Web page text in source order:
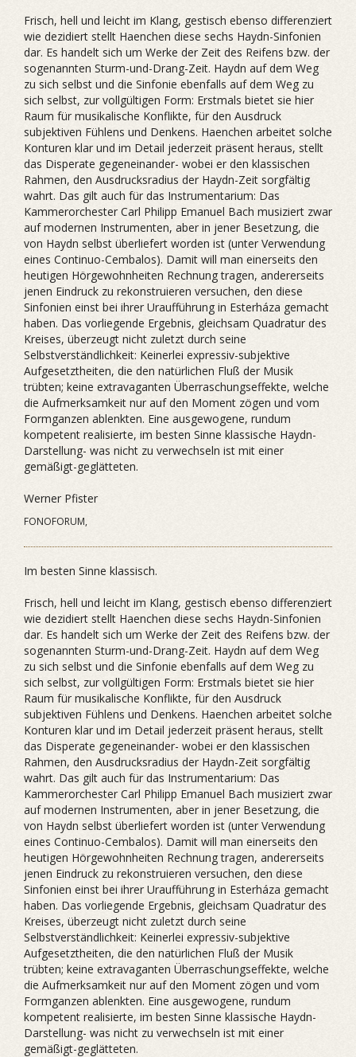
Frisch, hell und leicht im Klang, gestisch ebenso differenziert
wie dezidiert stellt Haenchen diese sechs Haydn-Sinfonien
dar. Es handelt sich um Werke der Zeit des Reifens bzw. der
sogenannten Sturm-und-Drang-Zeit. Haydn auf dem Weg
zu sich selbst und die Sinfonie ebenfalls auf dem Weg zu
sich selbst, zur vollgültigen Form: Erstmals bietet sie hier
Raum für musikalische Konflikte, für den Ausdruck
subjektiven Fühlens und Denkens. Haenchen arbeitet solche
Konturen klar und im Detail jederzeit präsent heraus, stellt
das Disperate gegeneinander- wobei er den klassischen
Rahmen, den Ausdrucksradius der Haydn-Zeit sorgfältig
wahrt. Das gilt auch für das Instrumentarium: Das
Kammerorchester Carl Philipp Emanuel Bach musiziert zwar
auf modernen Instrumenten, aber in jener Besetzung, die
von Haydn selbst überliefert worden ist (unter Verwendung
eines Continuo-Cembalos). Damit will man einerseits den
heutigen Hörgewohnheiten Rechnung tragen, andererseits
jenen Eindruck zu rekonstruieren versuchen, den diese
Sinfonien einst bei ihrer Uraufführung in Esterháza gemacht
haben. Das vorliegende Ergebnis, gleichsam Quadratur des
Kreises, überzeugt nicht zuletzt durch seine
Selbstverständlichkeit: Keinerlei expressiv-subjektive
Aufgesetztheiten, die den natürlichen Fluß der Musik
trübten; keine extravaganten Überraschungseffekte, welche
die Aufmerksamkeit nur auf den Moment zögen und vom
Formganzen ablenkten. Eine ausgewogene, rundum
kompetent realisierte, im besten Sinne klassische Haydn-
Darstellung- was nicht zu verwechseln ist mit einer
gemäßigt-geglätteten.
Werner Pfister
FONOFORUM,
Im besten Sinne klassisch.
Frisch, hell und leicht im Klang, gestisch ebenso differenziert
wie dezidiert stellt Haenchen diese sechs Haydn-Sinfonien
dar. Es handelt sich um Werke der Zeit des Reifens bzw. der
sogenannten Sturm-und-Drang-Zeit. Haydn auf dem Weg
zu sich selbst und die Sinfonie ebenfalls auf dem Weg zu
sich selbst, zur vollgültigen Form: Erstmals bietet sie hier
Raum für musikalische Konflikte, für den Ausdruck
subjektiven Fühlens und Denkens. Haenchen arbeitet solche
Konturen klar und im Detail jederzeit präsent heraus, stellt
das Disperate gegeneinander- wobei er den klassischen
Rahmen, den Ausdrucksradius der Haydn-Zeit sorgfältig
wahrt. Das gilt auch für das Instrumentarium: Das
Kammerorchester Carl Philipp Emanuel Bach musiziert zwar
auf modernen Instrumenten, aber in jener Besetzung, die
von Haydn selbst überliefert worden ist (unter Verwendung
eines Continuo-Cembalos). Damit will man einerseits den
heutigen Hörgewohnheiten Rechnung tragen, andererseits
jenen Eindruck zu rekonstruieren versuchen, den diese
Sinfonien einst bei ihrer Uraufführung in Esterháza gemacht
haben. Das vorliegende Ergebnis, gleichsam Quadratur des
Kreises, überzeugt nicht zuletzt durch seine
Selbstverständlichkeit: Keinerlei expressiv-subjektive
Aufgesetztheiten, die den natürlichen Fluß der Musik
trübten; keine extravaganten Überraschungseffekte, welche
die Aufmerksamkeit nur auf den Moment zögen und vom
Formganzen ablenkten. Eine ausgewogene, rundum
kompetent realisierte, im besten Sinne klassische Haydn-
Darstellung- was nicht zu verwechseln ist mit einer
gemäßigt-geglätteten.